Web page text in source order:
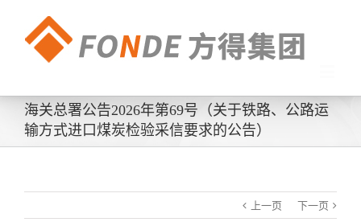
海关总署公告2026年第69号（关于铁路、公路运
输方式进口煤炭检验采信要求的公告）
上一页 下一页